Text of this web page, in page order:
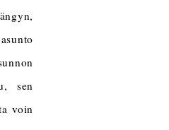
sen
voin